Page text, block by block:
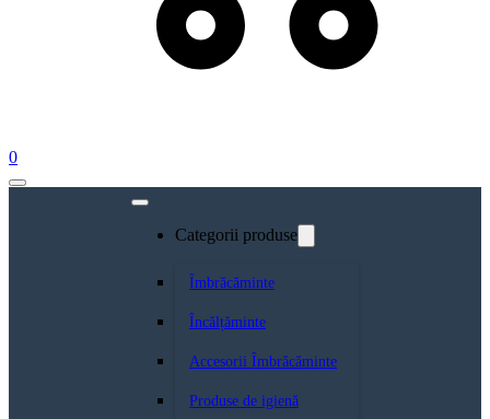
0
Categorii produse
Îmbrăcăminte
Încălțăminte
Accesorii Îmbrăcăminte
Produse de igienă